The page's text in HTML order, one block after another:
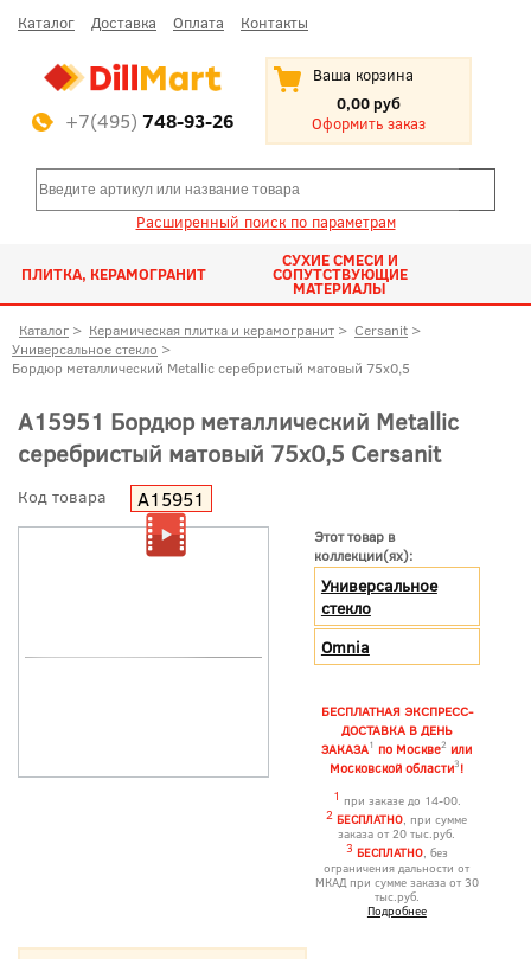
Каталог Доставка Оплата Контакты
+7(495) 748-93-26
Ваша корзина
0,00 руб
Оформить заказ
Расширенный поиск по параметрам
ПЛИТКА, КЕРАМОГРАНИТ
СУХИЕ СМЕСИ И
СОПУТСТВУЮЩИЕ
МАТЕРИАЛЫ
Каталог > Керамическая плитка и керамогранит > Cersanit >
Универсальное стекло >
Бордюр металлический Metallic серебристый матовый 75x0,5
A15951 Бордюр металлический Metallic
серебристый матовый 75x0,5 Cersanit
Код товара A15951
Этот товар в
коллекции(ях):
Универсальное
стекло
Omnia
БЕСПЛАТНАЯ ЭКСПРЕСС-
ДОСТАВКА В ДЕНЬ
ЗАКАЗА1 по Москве2 или
Московской области3!
1 при заказе до 14-00.
2 БЕСПЛАТНО, при сумме
заказа от 20 тыс.руб.
3 БЕСПЛАТНО, без
ограничения дальности от
МКАД при сумме заказа от 30
тыс.руб.
Подробнее